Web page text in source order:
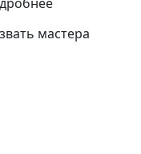
мастера